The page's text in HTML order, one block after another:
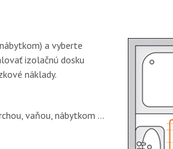
a vyberte
izolačnú dosku
náklady.
vaňou, nábytkom …